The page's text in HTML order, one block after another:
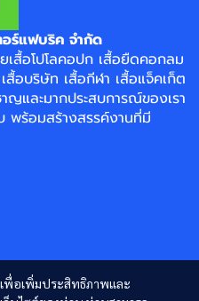
พื่อเพิ่มประสิทธิภาพและ
ร์แฟบริค จำกัด
เสื้อโปโลคอปก เสื้อยืดคอกลม
สื้อบริษัท เสื้อกีฬา เสื้อแจ็คเก็ต
และมากประสบการณ์ของเรา
พร้อมสร้างสรรค์งานที่มี